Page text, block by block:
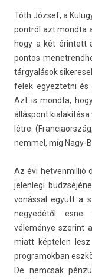
Tóth József, a
pontról azt mondta
hogy a két érin­tett
pon­tos
tárgyalások
felek egyez­tetni és
Azt is mondta,
álláspont
létre.
nem­mel, míg Nagy-
Az évi het­venmil­lió
jelen­legi
vonáss­al együtt a
negyedétől esne
véleménye szerint
miatt kép­tel­en lesz
pro­gramok­ban
De nemcsak